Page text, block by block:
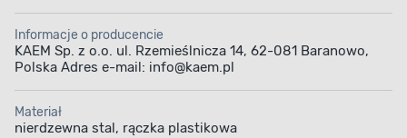
Informacje o producencie
KAEM Sp. z o.o. ul. Rzemieślnicza 14, 62-081 Baranowo,
Polska Adres e-mail: info@kaem.pl
Materiał
nierdzewna stal, rączka plastikowa